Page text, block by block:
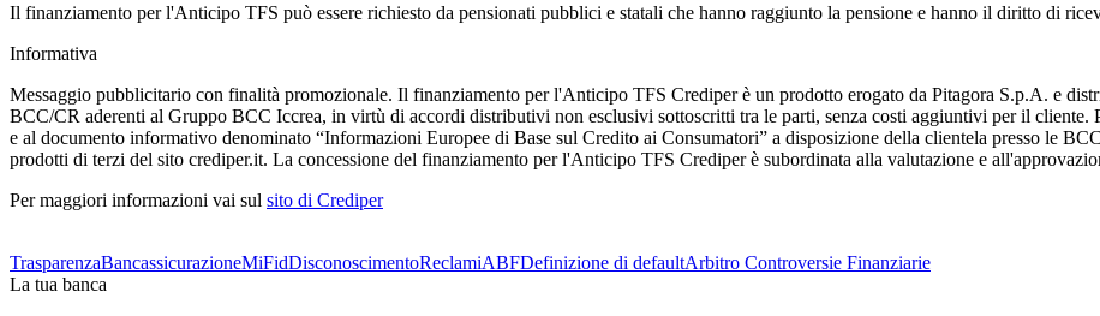
Il finanziamento per l'Anticipo TFS può essere richiesto da pensionati pubblici e statali che hanno raggiunto la pensione e hanno il diritto di
Informativa
Messaggio pubblicitario con finalità promozionale. Il finanziamento per l'Anticipo TFS Crediper è un prodotto erogato da Pitagora S.p.A. e
BCC/CR aderenti al Gruppo BCC Iccrea, in virtù di accordi distributivi non esclusivi sottoscritti tra le parti, senza costi aggiuntivi per il cliente.
e al documento informativo denominato “Informazioni Europee di Base sul Credito ai Consumatori” a disposizione della clientela presso le
prodotti di terzi del sito crediper.it. La concessione del finanziamento per l'Anticipo TFS Crediper è subordinata alla valutazione e
Per maggiori informazioni vai sul sito di Crediper
TrasparenzaBancassicurazioneMiFidDisconoscimentoReclamiABFDefinizione di defaultArbitro Controversie Finanziarie
La tua banca